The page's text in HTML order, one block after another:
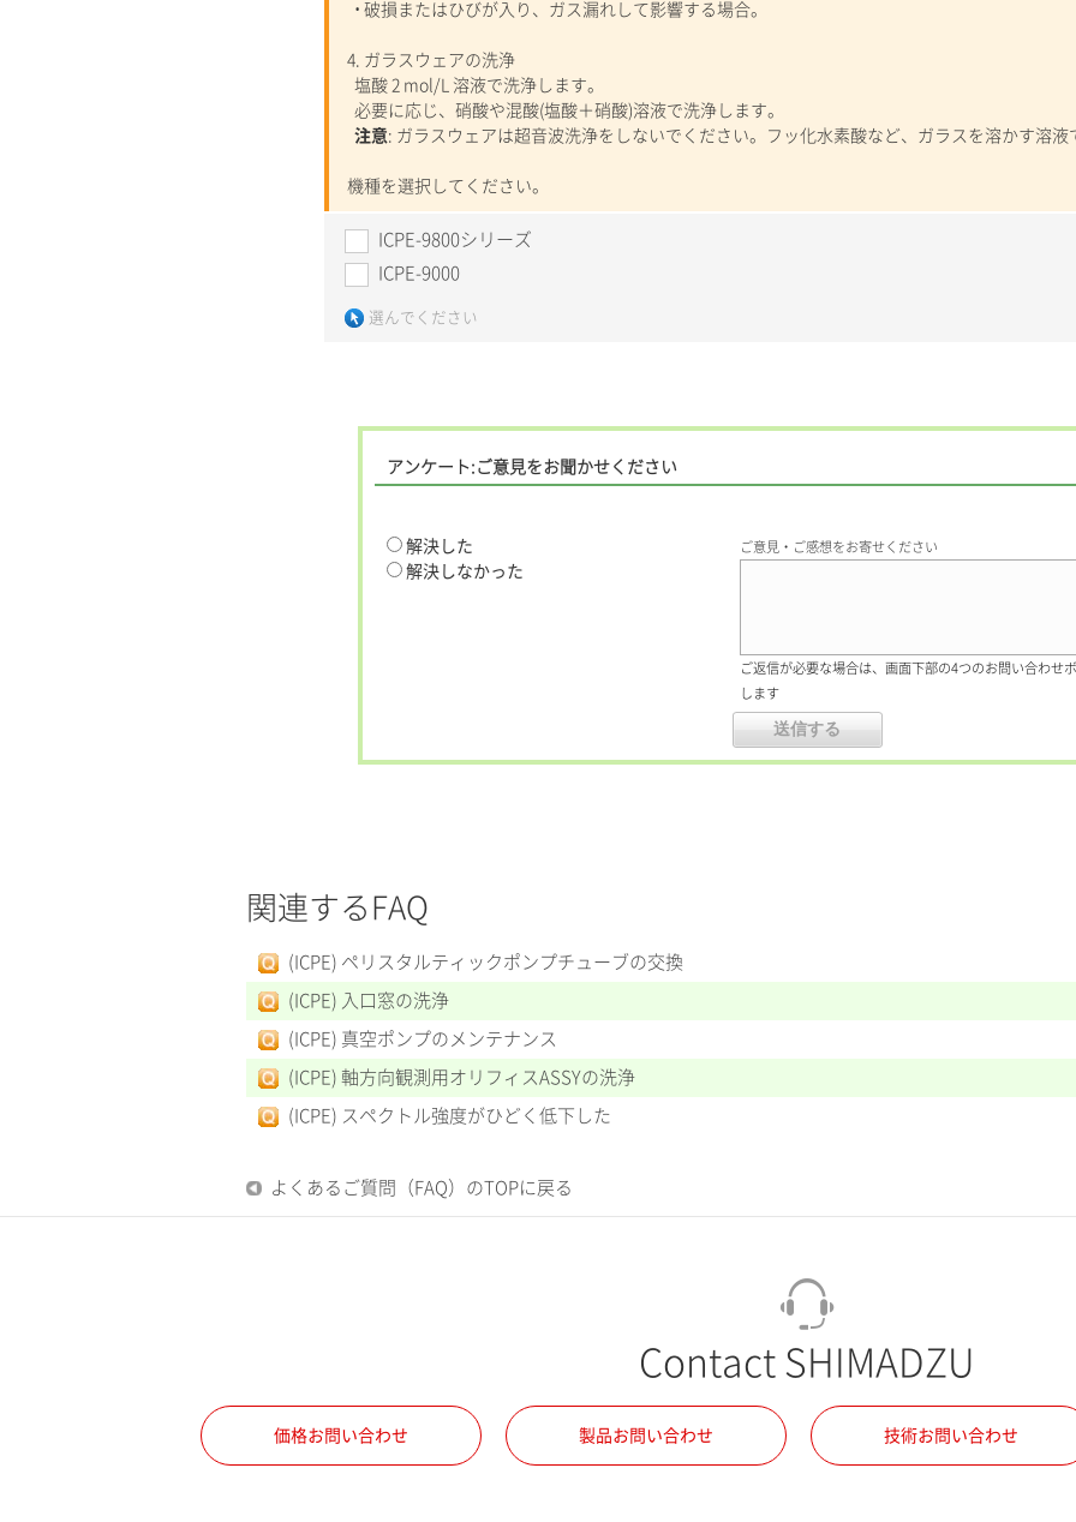
• 破損またはひびが入り、ガス漏れして影響する場合。
4. ガラスウェアの洗浄
塩酸 2 mol/L 溶液で洗浄します。
必要に応じ、硝酸や混酸(塩酸＋硝酸)溶液で洗浄します。
注意: ガラスウェアは超音波洗浄をしないでください。フッ化水素酸など、ガラスを溶かす溶液
機種を選択してください。
ICPE-9800シリーズ
ICPE-9000
選んでください
アンケート:ご意見をお聞かせください
解決した
解決しなかった
ご意見・ご感想をお寄せください
ご返信が必要な場合は、画面下部の4つのお問い合わせ
します
関連するFAQ
(ICPE) ペリスタルティックポンプチューブの交換
(ICPE) 入口窓の洗浄
(ICPE) 真空ポンプのメンテナンス
(ICPE) 軸方向観測用オリフィスASSYの洗浄
(ICPE) スペクトル強度がひどく低下した
よくあるご質問（FAQ）のTOPに戻る
Contact SHIMADZU
価格お問い合わせ 製品お問い合わせ 技術お問い合わせ